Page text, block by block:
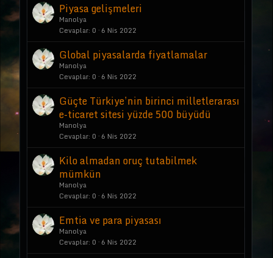
Piyasa gelişmeleri
Manolya
Cevaplar 0 6 Nis 2022
Global piyasalarda fiyatlamalar
Manolya
Cevaplar 0 6 Nis 2022
Güçte Türkiye’nin birinci milletlerarası
e-ticaret sitesi yüzde 500 büyüdü
Manolya
Cevaplar 0 6 Nis 2022
Kilo almadan oruç tutabilmek
mümkün
Manolya
Cevaplar 0 6 Nis 2022
Emtia ve para piyasası
Manolya
Cevaplar 0 6 Nis 2022